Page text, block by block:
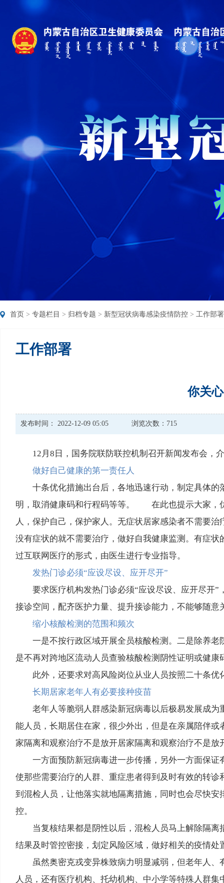
首页 > 专题栏目 > 归档专题 > 新型冠状病毒感染疫情防控 > 工作部署
工作部署
你关
发布时间： 2022-12-09 05:05 浏览次数：715
12月8日，国务院联防联控机制召开新闻发布会，
做好自己健康的第一责任人
十条优化措施出台后，各地迅速行动，制定具体
明，取消健康码和行程码等等。 在此也提示大家，
人，保护自己，保护家人。无症状居家感染者不需要
没有症状的就不需要治疗，做好自我健康监测。有症
过互联网医疗的形式，由医生进行专业指导。
发热门诊必须“应设尽设、应开尽开”
要求医疗机构发热门诊必须“应设尽设、应开尽开
接诊空间，配齐医护力量、提升接诊能力，不能够随
缩小核酸检测的范围和频次
一是不按行政区域开展全员核酸检测。二是除养
是不再对跨地区流动人员查验核酸检测阴性证明或
此外，还要求对高风险岗位从业人员按照二十条
长期居家老年人有必要接种疫苗
老年人等脆弱人群感染新冠病毒以后极易发展成
能人员，长期居住在家，很少外出，但是在亲属陪伴
家隔离和观察治疗不是放开居家隔离和观察治疗不是
一方面预防新冠病毒进一步传播，另外一方面保
使那些需要治疗的人群、重症患者得到及时有效的转
到混检人员，让他落实就地隔离措施，同时也会尽快
控。
当复核结果都是阴性以后，混检人员马上解除隔
结果及时管控密接，划定风险区域，做好相关的疫
虽然奥密克戎变异株致病力明显减弱，但老年人
人员，还有医疗机构、托幼机构、中小学等特殊人群